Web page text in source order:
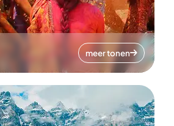
meer tonen